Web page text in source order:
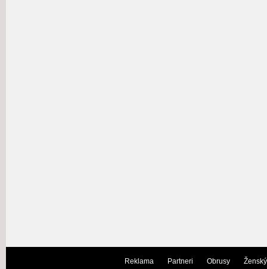
Reklama Partneri Obrusy